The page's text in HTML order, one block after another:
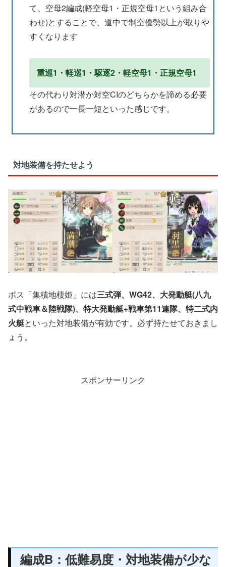
て、空母2編成(軽空母1・正規空母1という組み合
わせ)とすることで、道中で制空優勢以上が取りや
すくなります
重巡1・軽巡1・駆逐2・軽空母1・正規空母1
その代わり対潜か対空CIのどちらかを諦める必要
があるので一長一短といった感じです。
対地装備を持たせよう
ボス「集積地棲姫」には三式弾、WG42、大発動艇(八九
式中戦車＆陸戦隊)、特大発動艇+戦車第11連隊、特二式内
火艇といった対地装備が有効です。必ず持たせておきまし
ょう。
スポンサーリンク
編成B：低難易度・対地装備が少な